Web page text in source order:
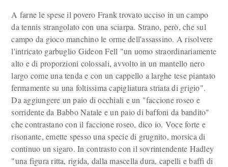
A farne le spese il povero Frank trovato ucciso in un campo
da tennis strangolato con una sciarpa. Strano, però, che sul
campo da gioco manchino le orme dell'assassino. A risolvere
l'intricato garbuglio Gideon Fell "un uomo straordinariamente
alto e di proporzioni colossali, avvolto in un mantello nero
largo come una tenda e con un cappello a larghe tese piantato
fermamente su una foltissima capigliatura striata di grigio".
Da aggiungere un paio di occhiali e un "faccione roseo e
sorridente da Babbo Natale e un paio di baffoni da bandito"
che contrastano con il faccione roseo, dico io. Voce forte e
risonante, emette spesso una specie di grugnito, morsica di
continuo un sigaro. In contrasto con il sovrintendente Hadley
"una figura ritta, rigida, dalla mascella dura, capelli e baffi di